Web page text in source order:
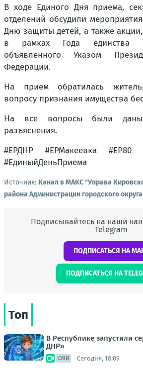
В ходе Единого Дня приема,
отделений обсудили
Дню защиты детей, а также
в рамках Года единства
объявленного Указом
Федерации.
На прием обратилась
вопросу признания имущества
На все вопросы были даны
разъяснения.
#ЕРДНР #ЕРМакеевка #ЕР80
#ЕдиныйДеньПриема
Источник: Канал в МАКС "Управа
района Администрации городского
Подписывайтесь на наши
Telegram
ПОДПИСАТЬСЯ НА
ПОДПИСАТЬСЯ НА
Топ
В Республике запустили
ДНР»
СМИ Сегодня, 18:09